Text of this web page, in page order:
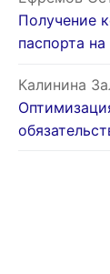
Получение
паспорта
Калинина